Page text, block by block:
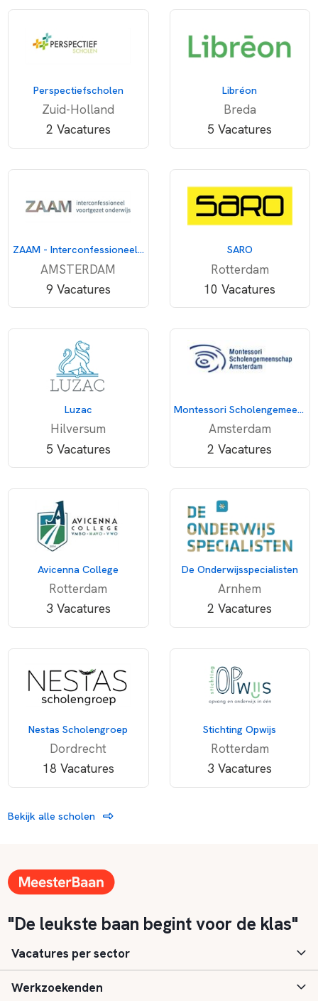
Perspectiefscholen
Zuid-Holland
2 Vacatures
Libréon
Breda
5 Vacatures
ZAAM - Interconfessioneel voortgezet onderwijs
AMSTERDAM
9 Vacatures
SARO
Rotterdam
10 Vacatures
Luzac
Hilversum
5 Vacatures
Montessori Scholengemeenschap Amsterdam
Amsterdam
2 Vacatures
Avicenna College
Rotterdam
3 Vacatures
De Onderwijsspecialisten
Arnhem
2 Vacatures
Nestas Scholengroep
Dordrecht
18 Vacatures
Stichting Opwijs
Rotterdam
3 Vacatures
Bekijk alle scholen
"De leukste baan begint voor de klas"
Vacatures per sector
Basisonderwijs
Werkzoekenden